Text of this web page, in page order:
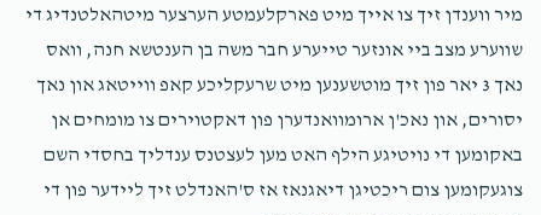
א ביסל א שטיפ פאר יעדן צו ממשיך זיין מיט די עבודת הקודש,
און בעז"ה וועלן מיר ארויס ווייזן אונזער אחדות פון די כתה מיט
די שענסטע קאלירן.
Sholom HassHershy Hager
1 year ago $10.00
מיר ווענדן זיך צו אייך מיט פארקלעמטע הערצער מיטהאלטנדיג די
שווערע מצב ביי אונזער טייערע חבר משה בן הענטשא חנה, וואס
נאך 3 יאר פון זיך מוטשענען מיט שרעקליכע קאפ ווייטאג און נאך
יסורים, און נאכ'ן ארומוואנדערן פון דאקטוירים צו מומחים אן
באקומען די נויטיגע הילף האט מען לעצטנס ענדליך בחסדי השם
צוגעקומען צום ריכטיגן דיאגנאז אז ס'האנדלט זיך ליידער פון די